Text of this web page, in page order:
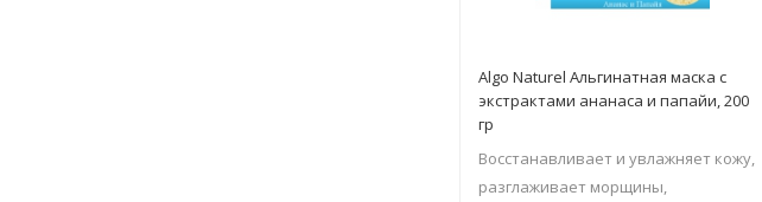
Algo Naturel Альгинатная маска с
экстрактами ананаса и папайи, 200
гр
Восстанавливает и увлажняет кожу,
разглаживает морщины,